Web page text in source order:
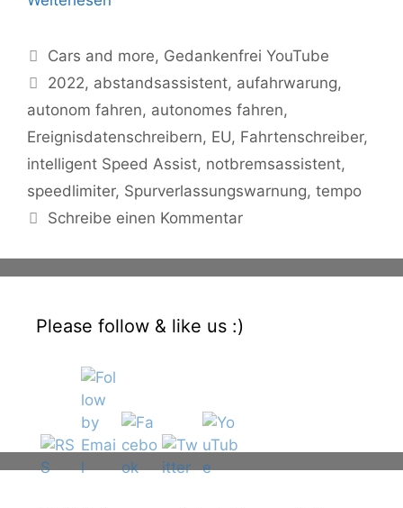
Kategorien
Cars and more, Gedankenfrei YouTube
Schlagwörter
2022, abstandsassistent, aufahrwarung,
autonom fahren, autonomes fahren,
Ereignisdatenschreibern, EU, Fahrtenschreiber,
intelligent Speed Assist, notbremsassistent,
speedlimiter, Spurverlassungswarnung, tempo
Schreibe einen Kommentar
Please follow & like us :)